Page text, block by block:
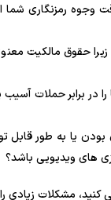
زیرا حقوق
در برابر حملات
بودن یا به طور قابل
های ویدیویی باشد؟
مشکلات زیادی را